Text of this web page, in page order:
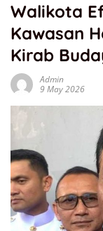
Walikota
Kawasan
Kirab
Admin
9 May 2026